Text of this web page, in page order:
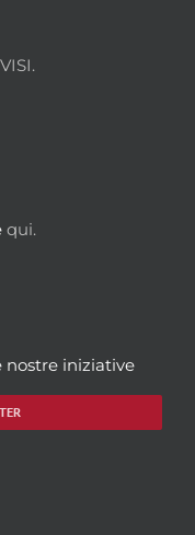
qui.
nostre iniziative